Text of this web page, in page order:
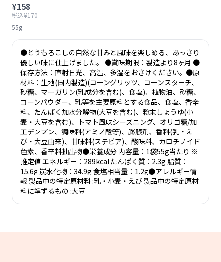
¥158
税込¥170
55g
●とうもろこしの自然な甘みと風味を楽しめる、あっさり
優しい味に仕上げました。 ●賞味期限：製造より8ヶ月 ●
保存方法：直射日光、高温、多湿をおさけください。●原
材料：生地(国内製造)(コーングリッツ、コーンスターチ、
砂糖、マーガリン(乳成分を含む)、食塩)、植物油、砂糖、
コーンパウダー、乳等を主要原料とする食品、食塩、香辛
料、たんぱく加水分解物(大豆を含む)、粉末しょうゆ(小
麦・大豆を含む)、トマト風味シーズニング、オリゴ糖/加
工デンプン、調味料(アミノ酸等)、膨脹剤、香料(乳・え
び・大豆由来)、甘味料(ステビア)、酸味料、カロチノイド
色素、香辛料抽出物●栄養成分 内容量：1袋55g当たり ※
推定値 エネルギー：289kcal たんぱく質：2.3g 脂質：
15.6g 炭水化物：34.9g 食塩相当量：1.2g●アレルギー情
報 製品中の特定原材料 :乳・小麦・えび 製品中の特定原材
料に準ずるもの :大豆